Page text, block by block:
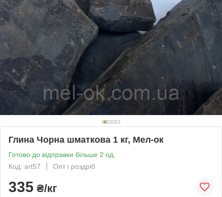
Глина Чорна шматкова 1 кг, Мел-ок
Готово до відправки більше 2 од.
Код: art57
Опт і роздріб
335 ₴/кг